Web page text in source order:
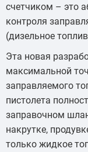
счетчиком – это
контроля
(дизельное
Эта новая
максимальной
заправляемого
пистолета
заправочном
накрутке,
только жидкое